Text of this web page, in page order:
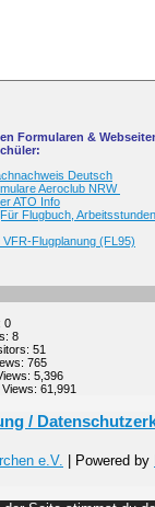
Formularen &
Deutsch
Aeroclub NRW
ATO Info
Flugbuch, Arbeitsstunden,
Flugplanung (FL95)
0
8
51
765
5,396
Views: 61,991
/
e.V. | Powered by